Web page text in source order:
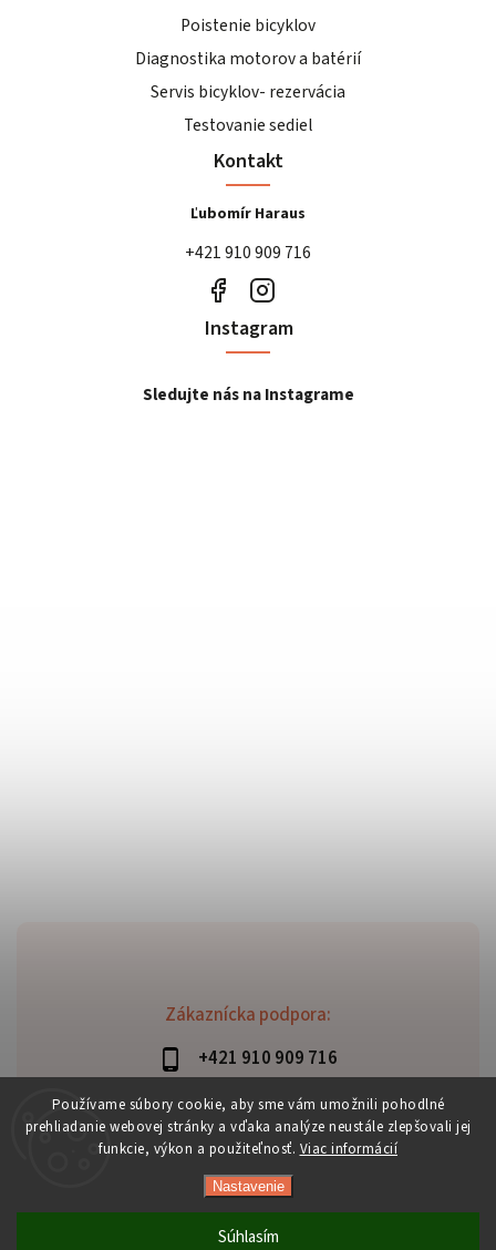
Používame súbory cookie, aby sme vám umožnili pohodlné
prehliadanie webovej stránky a vďaka analýze neustále zlepšovali jej
funkcie, výkon a použiteľnosť. Viac informácií
Nastavenie
Súhlasím
Zákaznícka podpora:
+421 910 909 716
lubomir.haraus@alterbike.sk
Poistenie bicyklov
Diagnostika motorov a batérií
Servis bicyklov- rezervácia
Testovanie sediel
Kontakt
Ľubomír Haraus
+421 910 909 716
Instagram
Sledujte nás na Instagrame
Copyright 2026
Shoptet | Design